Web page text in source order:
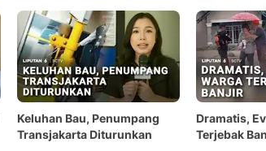
Keluhan Bau, Penumpang
Transjakarta Diturunkan
Dramatis,
Terjebak